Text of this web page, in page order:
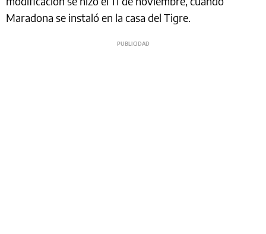
Maradona se instaló en la casa del Tigre.